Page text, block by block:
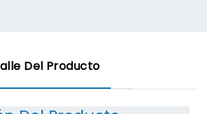
Del Producto